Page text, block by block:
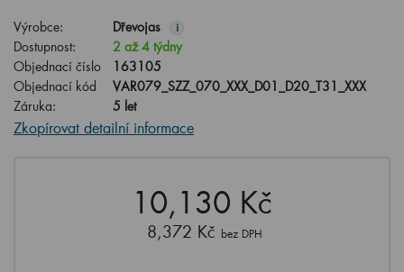
Výrobce: Dřevojas i
Dostupnost:
2 až 4 týdny
Objednací číslo
163105
Objednací kód
VAR079_SZZ_070_XXX_D01_D20_T31_XXX
Záruka:
5 let
Zkopírovat detailní informace
10,130 Kč
8,372 Kč bez DPH